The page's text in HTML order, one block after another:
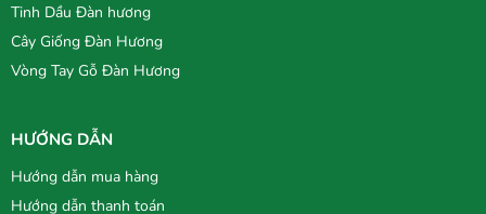
Tinh Dầu Đàn hương
Cây Giống Đàn Hương
Vòng Tay Gỗ Đàn Hương
HƯỚNG DẪN
Hướng dẫn mua hàng
Hướng dẫn thanh toán